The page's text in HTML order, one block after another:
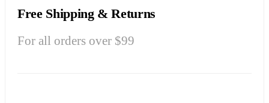
Free Shipping & Returns
For all orders over $99